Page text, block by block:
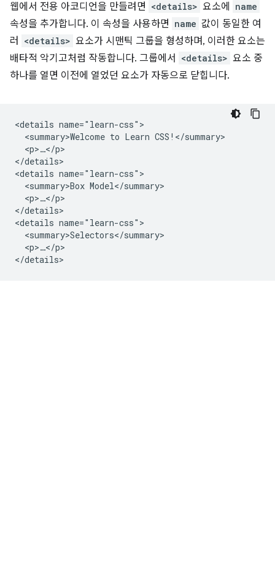
웹에서 전용 아코디언을 만들려면 <details> 요소에 name
속성을 추가합니다. 이 속성을 사용하면 name 값이 동일한 여
러
<details> 요소가 시맨틱 그룹을 형성하며, 이러한 요소는
배타적 악기고처럼 작동합니다. 그룹에서
<details> 요소 중
하나를 열면 이전에 열었던 요소가 자동으로 닫힙니다.
<details name="learn-css">
  <summary>Welcome to Learn CSS!</summary>
  <p>…</p>
</details>
<details name="learn-css">
  <summary>Box Model</summary>
  <p>…</p>
</details>
<details name="learn-css">
  <summary>Selectors</summary>
  <p>…</p>